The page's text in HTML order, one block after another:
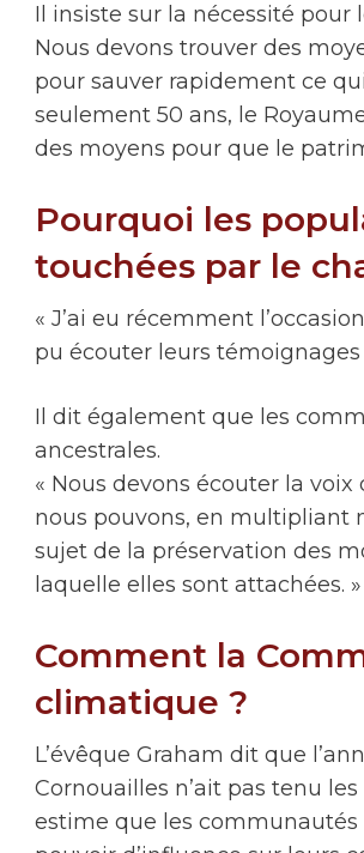
Il insiste sur la nécessité pour
Nous devons trouver des
pour sauver rapidement ce
seulement 50 ans, le
des moyens pour que le
Pourquoi les
touchées par le
« J’ai eu récemment
pu écouter leurs
Il dit également que les
ancestrales.
« Nous devons écouter la
nous pouvons, en multipliant
sujet de la préservation des
laquelle elles sont attachées. »
Comment la
climatique ?
L’évêque Graham dit que
Cornouailles n’ait pas tenu
estime que les